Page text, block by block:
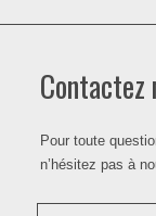
Contactez
Pour toute
n’hésitez pas à